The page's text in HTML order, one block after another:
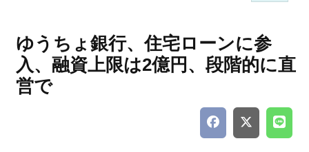
ゆうちょ銀行、住宅ローンに参
入、融資上限は2億円、段階的に直
営で